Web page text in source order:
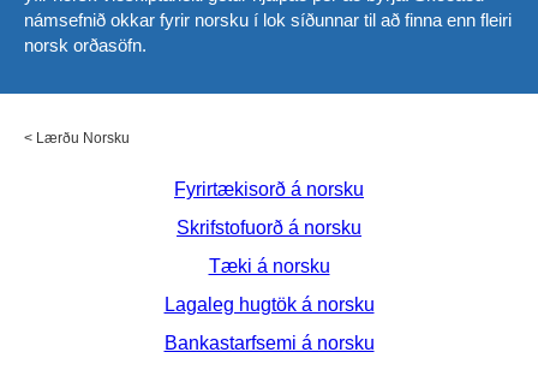
námsefnið okkar fyrir norsku í lok síðunnar til að finna enn fleiri
norsk orðasöfn.
< Lærðu Norsku
Fyrirtækisorð á norsku
Skrifstofuorð á norsku
Tæki á norsku
Lagaleg hugtök á norsku
Bankastarfsemi á norsku